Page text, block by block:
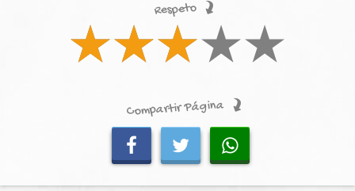
Respeto
Compartir Página